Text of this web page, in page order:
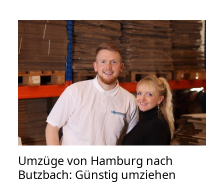
Umzüge von Hamburg nach
Butzbach: Günstig umziehen